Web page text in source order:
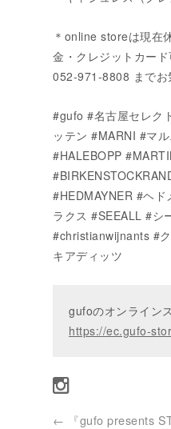
＊online storeは現在
金・クレジットカー
052-971-8808 までお
#gufo #名古屋セレク
ッテン #MARNI #マ
#HALEBOPP
#HEDMAYNER #ヘ
ラクス #SEEALL #
#christianwijnants #
キアディッツ
gufoのオンライン
https://ec.gufo-
← 『gufo presents